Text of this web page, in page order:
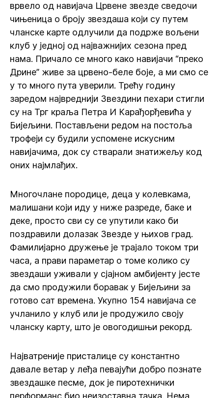
врвело од навијача Црвене звезде сведочи
чињеница о броју звездаша који су путем
чланске карте одлучили да подрже вољени
клуб у једној од најважнијих сезона пред
нама. Причало се много како навијачи “преко
Дрине” живе за црвено-беле боје, а ми смо се
у то много пута уверили. Трећу годину
заредом највреднији Звездини пехари стигли
су на Трг краља Петра И Карађорђевића у
Бијељини. Постављени редом на постоља
трофеји су будили успомене искусним
навијачима, док су стварали знатижељу код
оних најмлађих.
Многочлане породице, деца у колевкама,
малишани који иду у ниже разреде, баке и
деке, просто сви су се упутили како би
поздравили долазак Звезде у њихов град.
Фамилијарно дружење је трајало током три
часа, а прави параметар о томе колико су
звездаши уживали у сјајном амбијенту јесте
да смо продужили боравак у Бијељини за
готово сат времена. Укупно 154 навијача се
учланило у клуб или је продужило своју
чланску карту, што је овогодишњи рекорд.
Најватреније присталице су константно
давале ветар у леђа певајући добро познате
звездашке песме, док је пиротехнички
перформанс био неизоставна тачка. Нема